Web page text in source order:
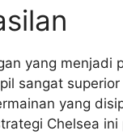
yang menjadi
sangat
yang
Chelsea ini